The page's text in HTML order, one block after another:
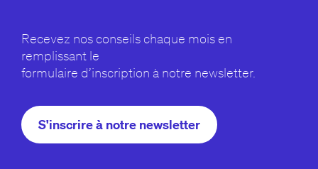
Recevez nos conseils chaque mois en
remplissant le
formulaire d’inscription à notre newsletter.
S'inscrire à notre newsletter